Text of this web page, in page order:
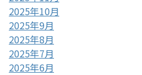
2025年10月
2025年9月
2025年8月
2025年7月
2025年6月